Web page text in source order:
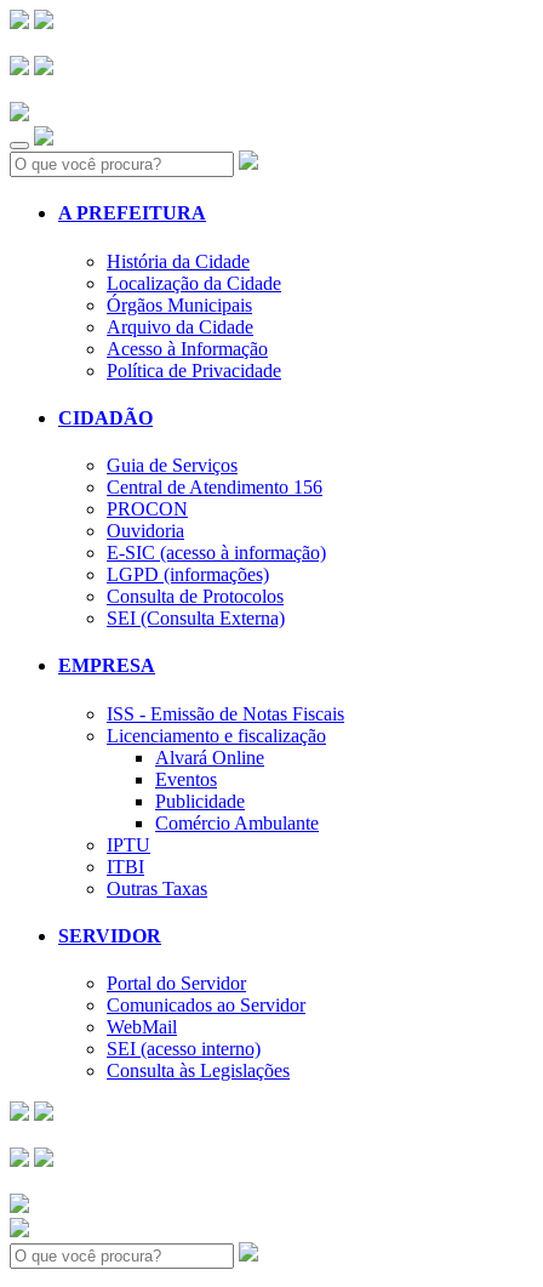
Search:
A PREFEITURA
História da Cidade
Localização da Cidade
Órgãos Municipais
Arquivo da Cidade
Acesso à Informação
Política de Privacidade
CIDADÃO
Guia de Serviços
Central de Atendimento 156
PROCON
Ouvidoria
E-SIC (acesso à informação)
LGPD (informações)
Consulta de Protocolos
SEI (Consulta Externa)
EMPRESA
ISS - Emissão de Notas Fiscais
Licenciamento e fiscalização
Alvará Online
Eventos
Publicidade
Comércio Ambulante
IPTU
ITBI
Outras Taxas
SERVIDOR
Portal do Servidor
Comunicados ao Servidor
WebMail
SEI (acesso interno)
Consulta às Legislações
Search: